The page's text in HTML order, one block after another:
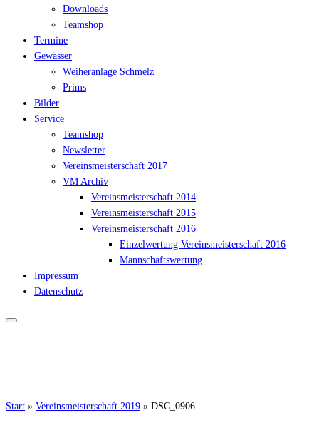
Downloads
Teamshop
Termine
Gewässer
Weiheranlage Schmelz
Prims
Bilder
Service
Teamshop
Newsletter
Vereinsmeisterschaft 2017
VM Archiv
Vereinsmeisterschaft 2014
Vereinsmeisterschaft 2015
Vereinsmeisterschaft 2016
Einzelwertung Vereinsmeisterschaft 2016
Mannschaftswertung
Impressum
Datenschutz
Start » Vereinsmeisterschaft 2019 » DSC_0906